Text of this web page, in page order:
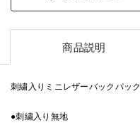
商品説明
刺繍入りミニレザーバックパック
●刺繍入り無地